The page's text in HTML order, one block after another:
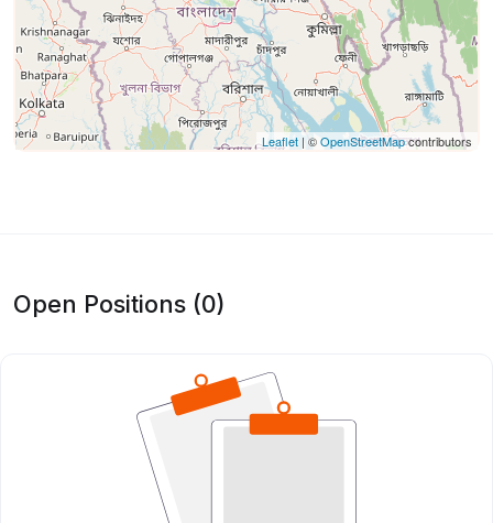
Leaflet | ©OpenStreetMapcontributors
Open Positions (0)